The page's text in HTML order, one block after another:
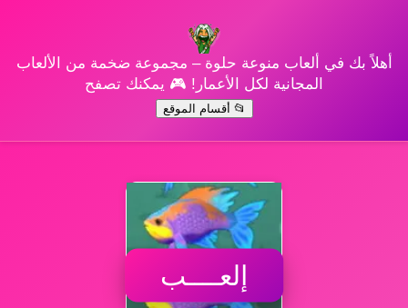
أهلاً بك في ألعاب منوعة حلوة – مجموعة ضخمة من الألعاب
المجانية لكل الأعمار! 🎮 يمكنك تصفح
📂 أقسام الموقع
إلعــــب